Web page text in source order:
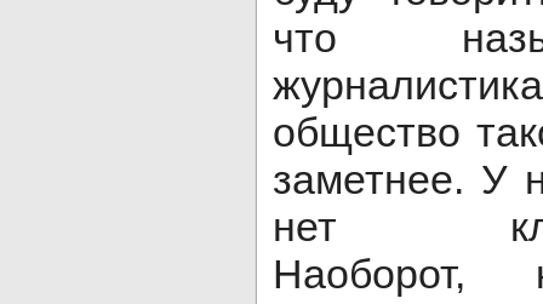
что
общество
заметнее. У
нет
Наоборот,